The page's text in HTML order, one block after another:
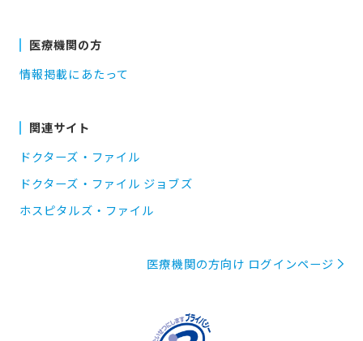
医療機関の方
情報掲載にあたって
関連サイト
ドクターズ・ファイル
ドクターズ・ファイル ジョブズ
ホスピタルズ・ファイル
医療機関の方向け ログインページ